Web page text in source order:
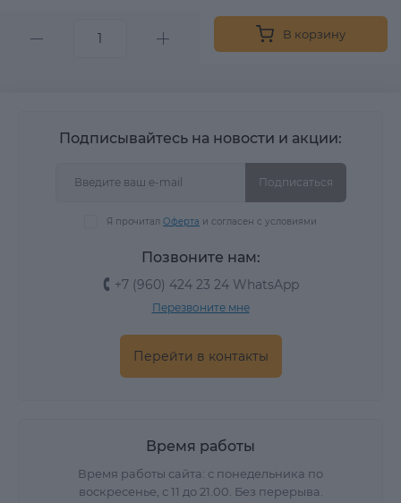
В корзину
Подписывайтесь на новости и акции:
Подписаться
Я прочитал Оферта и согласен с условиями
Позвоните нам:
+7 (960) 424 23 24 WhatsApp
Перезвоните мне
Перейти в контакты
Время работы
Время работы сайта: с понедельника по
воскресенье, с 11 до 21.00. Без перерыва.